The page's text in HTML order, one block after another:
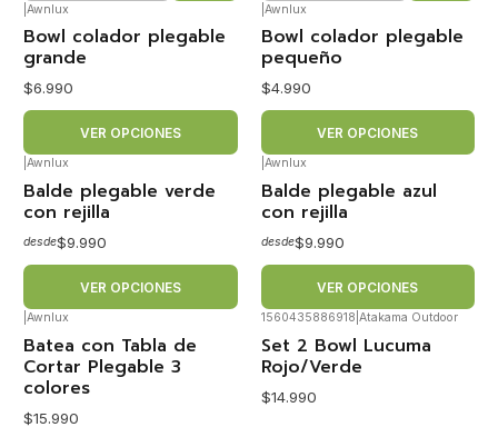
Awnlux
Bowl colador plegable
grande
$6.990
VER OPCIONES
Awnlux
Bowl colador plegable
pequeño
$4.990
VER OPCIONES
Awnlux
Balde plegable verde
con rejilla
desde$9.990
VER OPCIONES
Awnlux
Balde plegable azul
con rejilla
desde$9.990
VER OPCIONES
Awnlux
Batea con Tabla de
Cortar Plegable 3
colores
$15.990
1560435886918 Atakama Outdoor
Set 2 Bowl Lucuma
Rojo/Verde
$14.990